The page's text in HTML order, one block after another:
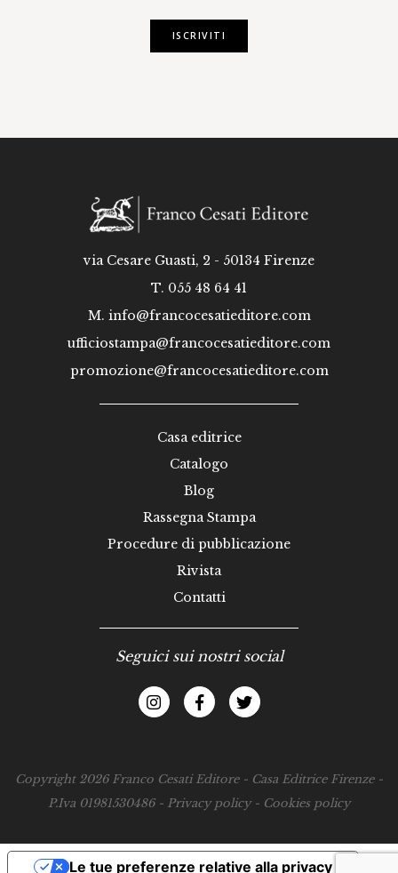
ISCRIVITI
via Cesare Guasti, 2 - 50134 Firenze
T. 055 48 64 41
M. info@francocesatieditore.com
ufficiostampa@francocesatieditore.com
promozione@francocesatieditore.com
Casa editrice
Catalogo
Blog
Rassegna Stampa
Procedure di pubblicazione
Rivista
Contatti
Seguici sui nostri social
Copyright 2026 Franco Cesati Editore - Casa Editrice Firenze -
P.Iva 01981530486 - Privacy policy- Cookies policy
Le tue preferenze relative alla privacy